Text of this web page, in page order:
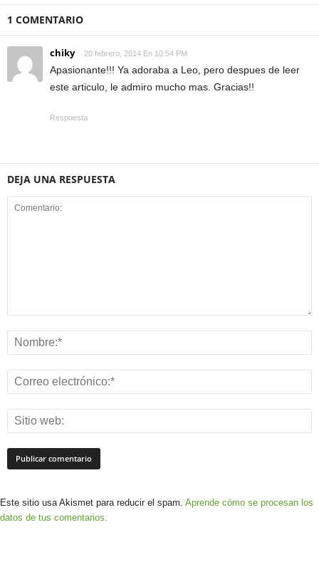
1 COMENTARIO
chiky 20 febrero, 2014 En 10:54 PM
Apasionante!!! Ya adoraba a Leo, pero despues de leer
este articulo, le admiro mucho mas. Gracias!!
Respuesta
DEJA UNA RESPUESTA
Este sitio usa Akismet para reducir el spam. Aprende cómo se procesan los
datos de tus comentarios.